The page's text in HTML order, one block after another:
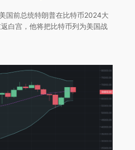
国前总统特朗普在比特币2024大
白宫，他将把比特币列为美国战